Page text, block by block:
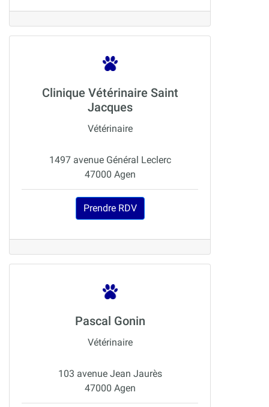
Clinique Vétérinaire Saint
Jacques
Vétérinaire
1497 avenue Général Leclerc
47000 Agen
Prendre RDV
Pascal Gonin
Vétérinaire
103 avenue Jean Jaurès
47000 Agen